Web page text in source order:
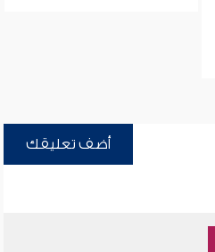
أضف تعليقك